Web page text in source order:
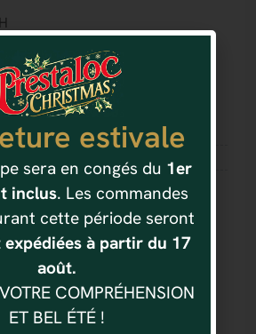
au panier
estivale
sera en congés du 1er
inclus. Les commandes
cette période seront
à partir du 17
août.
COMPRÉHENSION
ET BEL ÉTÉ !